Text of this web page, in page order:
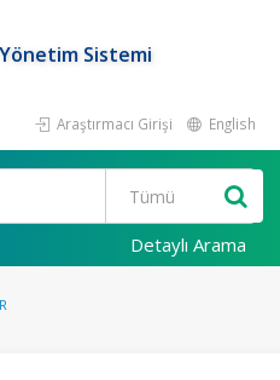
Sistemi
Araştırmacı Girişi English
Detaylı Arama